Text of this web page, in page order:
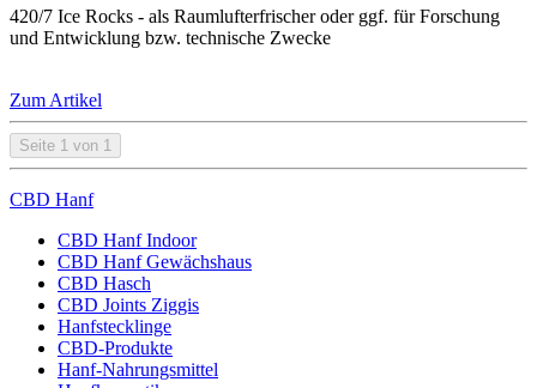
420/7 Ice Rocks - als Raumlufterfrischer oder ggf. für Forschung
und Entwicklung bzw. technische Zwecke
Zum Artikel
Seite 1 von 1
CBD Hanf
CBD Hanf Indoor
CBD Hanf Gewächshaus
CBD Hasch
CBD Joints Ziggis
Hanfstecklinge
CBD-Produkte
Hanf-Nahrungsmittel